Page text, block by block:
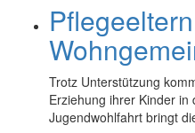
Trotz Unterstützung
Erziehung ihrer Kinder in
Jugendwohlfahrt bringt